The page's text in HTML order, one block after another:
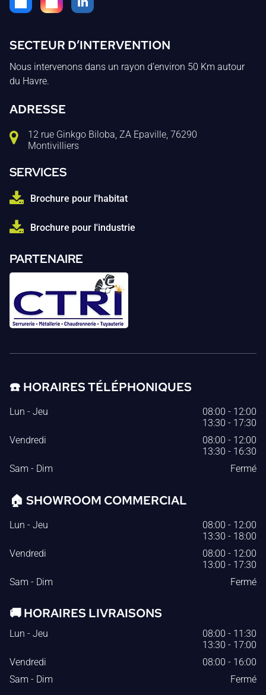
SECTEUR D’INTERVENTION
Nous intervenons dans un rayon d’environ 50 Km autour
du Havre.
ADRESSE
12 rue Ginkgo Biloba, ZA Epaville, 76290
Montivilliers
SERVICES
Brochure pour l'habitat
Brochure pour l'industrie
PARTENAIRE
☎️ HORAIRES TÉLÉPHONIQUES
Lun - Jeu 08:00 - 12:00
13:30 - 17:30
Vendredi
08:00 - 12:00
13:30 - 16:30
Sam - Dim
Fermé
🏠 SHOWROOM COMMERCIAL
Lun - Jeu 08:00 - 12:00
13:30 - 18:00
Vendredi
08:00 - 12:00
13:00 - 17:30
Sam - Dim
Fermé
🚚HORAIRES LIVRAISONS
Lun - Jeu 08:00 - 11:30
13:30 - 17:00
Vendredi
08:00 - 16:00
Sam - Dim
Fermé